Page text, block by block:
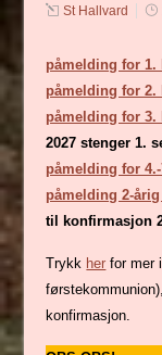
St Hallvard
påmelding for 1.
påmelding for 2.
påmelding for 3.
2027 stenger 1.
påmelding for
påmelding 2-
til konfirmasjon
Trykk her for mer
konfirmasjon.